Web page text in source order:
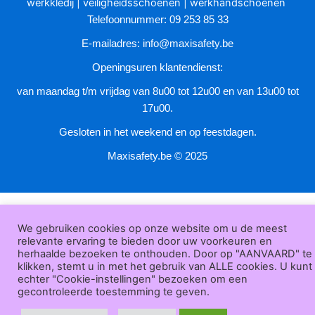
de
werkkledij
veiligheidsschoenen werkhandschoenen
Telefoonnummer: 09 253 85 33
E-mailadres: info@maxisafety.be
Openingsuren klantendienst:
van maandag t/m vrijdag van 8u00 tot 12u00 en van 13u00 tot
17u00.
Gesloten in het weekend en op feestdagen.
Maxisafety.be © 2025
We gebruiken cookies op onze website om u de meest
relevante ervaring te bieden door uw voorkeuren en
herhaalde bezoeken te onthouden. Door op "AANVAARD" te
klikken, stemt u in met het gebruik van ALLE cookies. U kunt
echter "Cookie-instellingen" bezoeken om een
gecontroleerde toestemming te geven.